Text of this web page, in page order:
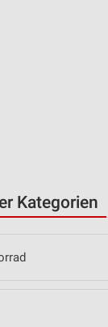
Kategorien